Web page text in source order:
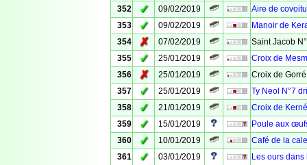
352
✓ 09/02/2019
Aire de
353
✓ 09/02/2019
Manoir de
354
✗ 07/02/2019
Saint Jacob
355
✓ 25/01/2019
Croix de
356
✗ 25/01/2019
Croix de
357
✓ 25/01/2019
Ty Neol N°7
358
✓ 21/01/2019
Croix de
359
✓ 15/01/2019
Poule aux
360
✓ 10/01/2019
Café de la cale
361
✓ 03/01/2019
Les ours dans